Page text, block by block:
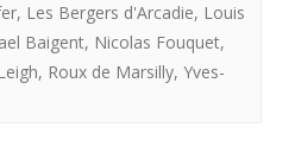
, Les Bergers d'Arcadie, Louis
Baigent, Nicolas Fouquet,
, Roux de Marsilly, Yves-